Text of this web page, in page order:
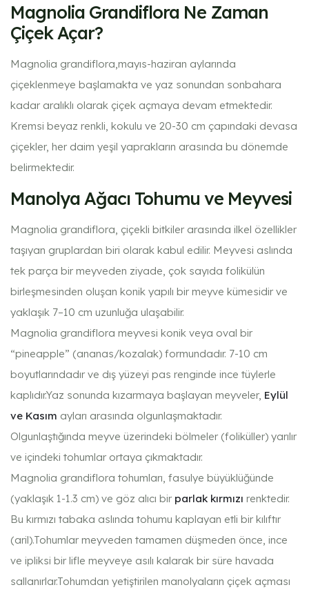
Magnolia Grandiflora Ne Zaman
Çiçek Açar?
Magnolia grandiflora,mayıs-haziran aylarında
çiçeklenmeye başlamakta ve yaz sonundan sonbahara
kadar aralıklı olarak çiçek açmaya devam etmektedir.
Kremsi beyaz renkli, kokulu ve 20-30 cm çapındaki devasa
çiçekler, her daim yeşil yaprakların arasında bu dönemde
belirmektedir.
Manolya Ağacı Tohumu ve Meyvesi
Magnolia grandiflora , çiçekli bitkiler arasında ilkel özellikler
taşıyan gruplardan biri olarak kabul edilir. Meyvesi aslında
tek parça bir meyveden ziyade, çok sayıda folikülün
birleşmesinden oluşan konik yapılı bir meyve kümesidir ve
yaklaşık 7–10 cm uzunluğa ulaşabilir.
Magnolia grandiflora meyvesi konik veya oval bir
“pineapple” (ananas/kozalak) formundadır. 7-10 cm
boyutlarındadır ve dış yüzeyi pas renginde ince tüylerle
kaplıdır.Yaz sonunda kızarmaya başlayan meyveler, Eylül
ve Kasım ayları arasında olgunlaşmaktadır.
Olgunlaştığında meyve üzerindeki bölmeler (foliküller) yarılır
ve içindeki tohumlar ortaya çıkmaktadır.
Magnolia grandiflora tohumları, fasulye büyüklüğünde
(yaklaşık 1-1.3 cm) ve göz alıcı bir parlak kırmızı renktedir.
Bu kırmızı tabaka aslında tohumu kaplayan etli bir kılıftır
(aril).Tohumlar meyveden tamamen düşmeden önce, ince
ve ipliksi bir lifle meyveye asılı kalarak bir süre havada
sallanırlar.Tohumdan yetiştirilen manolyaların çiçek açması